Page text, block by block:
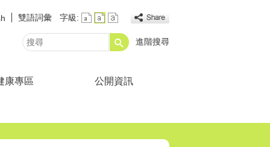
雙語詞彙 字級:
搜
進階搜尋
康專區 公開資訊